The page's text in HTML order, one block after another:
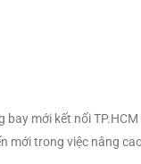
mới kết nối
mới trong việc nâng